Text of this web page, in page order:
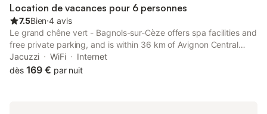
Location de vacances pour 6 personnes
7.5Bien⋅4 avis
Le grand chêne vert - Bagnols-sur-Cèze offers spa facilities and
free private parking, and is within 36 km of Avignon Central
Station and 36 km of Papal Palace.
Jacuzzi WiFi
Internet
dès 169 € par nuit